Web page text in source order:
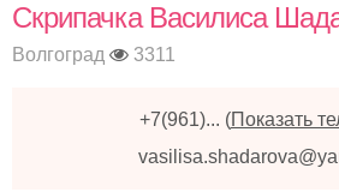
Скрипачка Василиса
Волгоград 3311
+7(961)... (Показать